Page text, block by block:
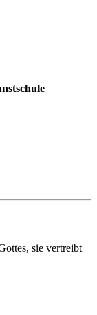
sie vertreibt